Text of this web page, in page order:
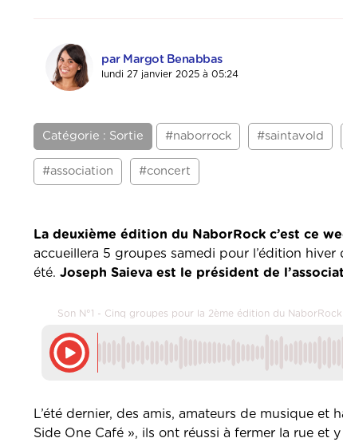
par Margot Benabbas
lundi 27 janvier 2025 à 05:24
Catégorie : Sortie #naborrock #saintavold
#association #concert
La deuxième édition du NaborRock c’est ce
accueillera 5 groupes samedi pour l’édition
été. Joseph Saieva est le président de
Son N°1 - Cinq groupes pour la 2ème édition du
L’été dernier, des amis, amateurs de musique
Side One Café », ils ont réussi à fermer la rue et